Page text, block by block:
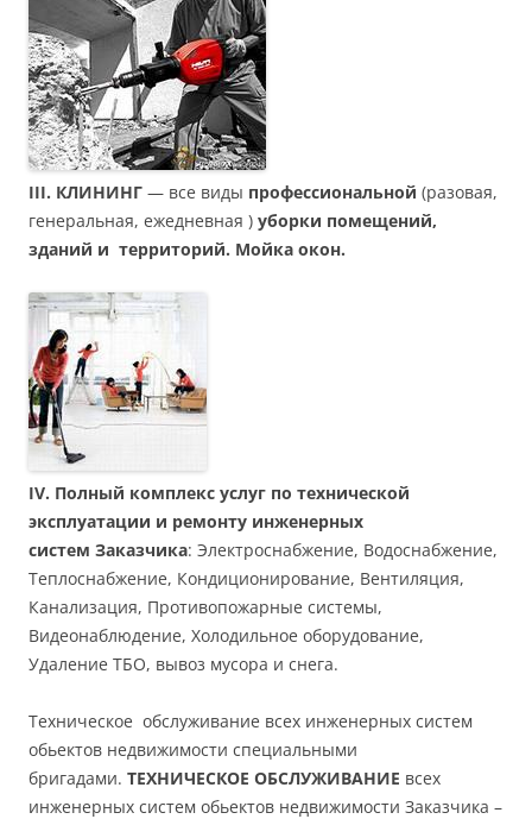
III. КЛИНИНГ — все виды профессиональной (разовая,
генеральная, ежедневная ) уборки помещений,
зданий и территорий. Мойка окон.
IV. Полный комплекс услуг по технической
эксплуатации и ремонту инженерных
систем Заказчика: Электроснабжение, Водоснабжение,
Теплоснабжение, Кондиционирование, Вентиляция,
Канализация, Противопожарные системы,
Видеонаблюдение, Холодильное оборудование,
Удаление ТБО, вывоз мусора и снега.
Техническое обслуживание всех инженерных систем
обьектов недвижимости специальными
бригадами. ТЕХНИЧЕСКОЕ ОБСЛУЖИВАНИЕ всех
инженерных систем обьектов недвижимости Заказчика –